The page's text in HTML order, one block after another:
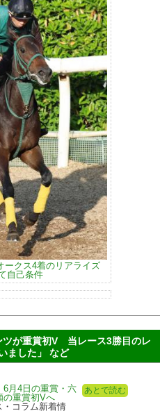
ークス4着のリアライズ
自己条件
ツが重賞初V 当レース3勝目のレ
ました」 など
6月4日の重賞・六
重賞初Vへ
・コラム新着情
あとで読む